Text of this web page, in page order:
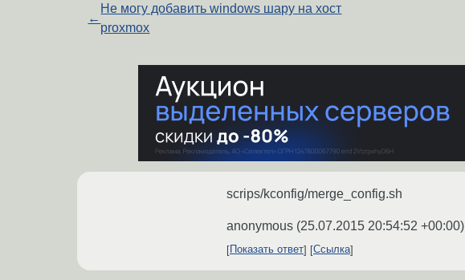
←
Не могу добавить windows шару на хост
proxmox
scrips/kconfig/merge_config.sh
anonymous (25.07.2015 20:54:52 +00:00)
Показать ответ Ссылка